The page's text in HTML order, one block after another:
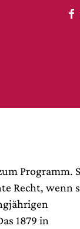
Programm.
Recht, wenn
1879 in